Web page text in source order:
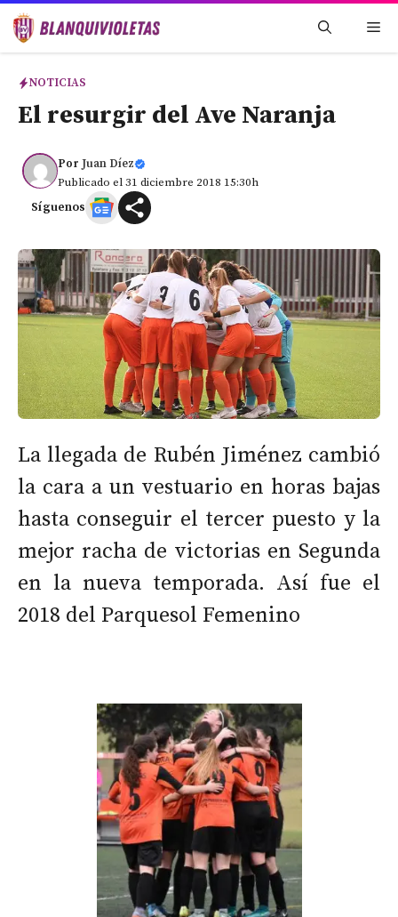
Saltar
NOTICIAS
El resurgir del Ave Naranja
Por Juan Díez
Publicado el 31 diciembre 2018 15:30h
Síguenos
La llegada de Rubén Jiménez cambió
la cara a un vestuario en horas bajas
hasta conseguir el tercer puesto y la
mejor racha de victorias en Segunda
en la nueva temporada. Así fue el
2018 del Parquesol Femenino